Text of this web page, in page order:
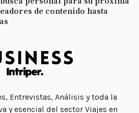
Entrevistas, Análisis y toda la
y esencial del sector Viajes en
de contenido hasta